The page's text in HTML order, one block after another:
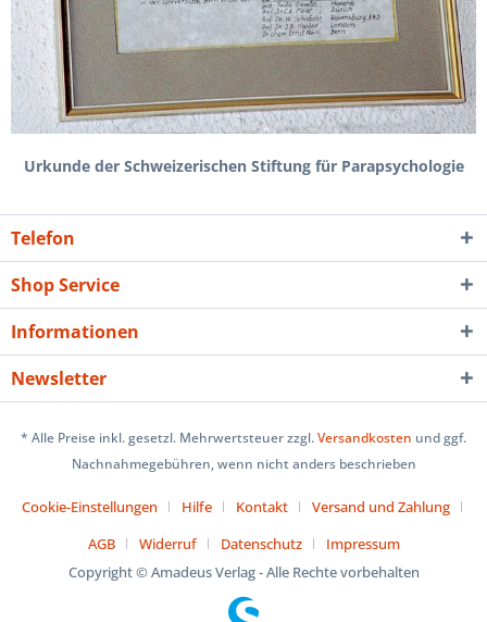
Urkunde der Schweizerischen Stiftung für Parapsychologie
Telefon
Shop Service
Informationen
Newsletter
* Alle Preise inkl. gesetzl. Mehrwertsteuer zzgl.Versandkosten und ggf.
Nachnahmegebühren, wenn nicht anders beschrieben
Cookie-Einstellungen Hilfe Kontakt
Versand und Zahlung
AGB
Widerruf Datenschutz
Impressum
Copyright © Amadeus Verlag - Alle Rechte vorbehalten